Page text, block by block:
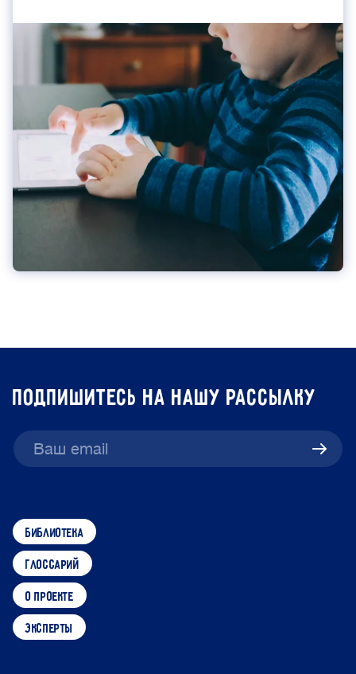
подпишитесь на нашу рассылку
библиотека
глоссарий
о проекте
эксперты